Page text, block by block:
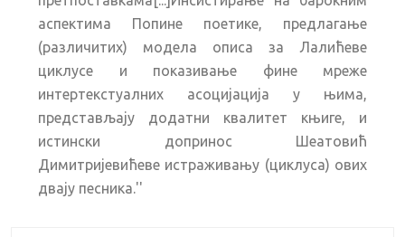
аспектима Попине поетике, предлагање
(различитих) модела описа за Лалићеве
циклусе и показивање фине мреже
интертекстуалних асоцијација у њима,
представљају додатни квалитет књиге, и
истински допринос Шеатовић
Димитријевићеве истраживању (циклуса) ових
двају песника.''